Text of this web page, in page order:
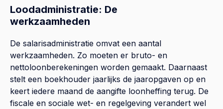
Loodadministratie: De
werkzaamheden
De salarisadministratie omvat een aantal
werkzaamheden. Zo moeten er bruto- en
nettoloonberekeningen worden gemaakt. Daarnaast
stelt een boekhouder jaarlijks de jaaropgaven op en
keert iedere maand de aangifte loonheffing terug. De
fiscale en sociale wet- en regelgeving verandert wel